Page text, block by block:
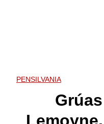
PENSILVANIA